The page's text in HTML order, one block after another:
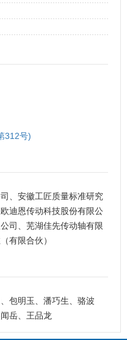
312号)
、安徽工匠质量标准研究
迪恩传动科技股份有限公
司、芜湖佳先传动轴有限
有限合伙）
包明玉、潘巧生、骆波
岳、王品龙